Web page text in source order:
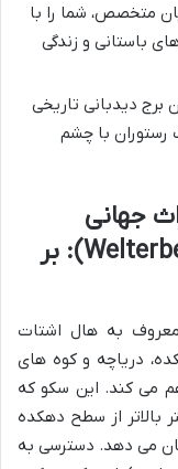
متخصص، شما را با
باستانی و زندگی
برج دیدبانی تاریخی
رستوران با چشم
جهانی
(Welterbeblick / Skywalk Hallstatt): بر
به هال اشتات
دریاچه و کوه های
فراهم می کند. این سکو که
مثلثی از دل کوه بیرون زده، ۳۶۰ متر بالاتر از سطح دهکده
می دهد. دسترسی به